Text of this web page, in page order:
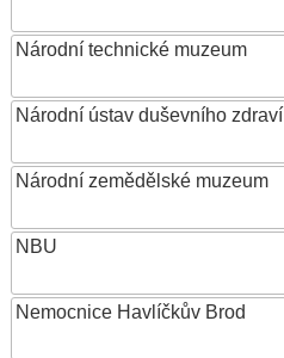
Národní technické muzeum
Národní ústav duševního zdraví
Národní zemědělské muzeum
NBU
Nemocnice Havlíčkův Brod